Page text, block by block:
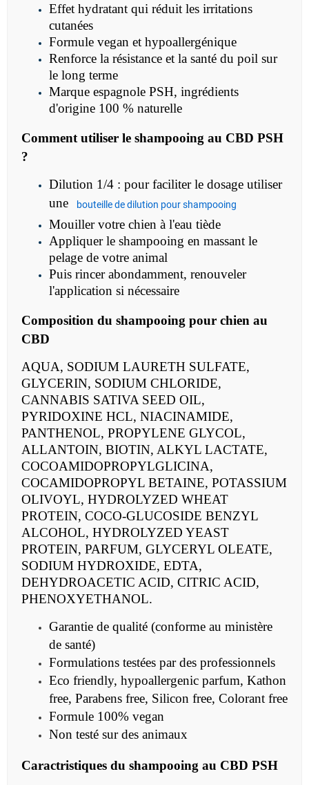
Effet hydratant qui réduit les irritations
cutanées
Formule vegan et hypoallergénique
Renforce la résistance et la santé du poil sur
le long terme
Marque espagnole PSH, ingrédients
d'origine 100 % naturelle
Comment utiliser le shampooing au CBD PSH
?
Dilution 1/4 : pour faciliter le dosage utiliser
une
bouteille de dilution pour shampooing
Mouiller votre chien à l'eau tiède
Appliquer le shampooing en massant le
pelage de votre animal
Puis rincer abondamment, renouveler
l'application si nécessaire
Composition du shampooing pour chien au
CBD
AQUA, SODIUM LAURETH SULFATE,
GLYCERIN, SODIUM CHLORIDE,
CANNABIS SATIVA SEED OIL,
PYRIDOXINE HCL, NIACINAMIDE,
PANTHENOL, PROPYLENE GLYCOL,
ALLANTOIN, BIOTIN, ALKYL LACTATE,
COCOAMIDOPROPYLGLICINA,
COCAMIDOPROPYL BETAINE, POTASSIUM
OLIVOYL, HYDROLYZED WHEAT
PROTEIN, COCO-GLUCOSIDE BENZYL
ALCOHOL, HYDROLYZED YEAST
PROTEIN, PARFUM, GLYCERYL OLEATE,
SODIUM HYDROXIDE, EDTA,
DEHYDROACETIC ACID, CITRIC ACID,
PHENOXYETHANOL.
Garantie de qualité (conforme au ministère
de santé)
Formulations testées par des professionnels
Eco friendly, hypoallergenic parfum, Kathon
free, Parabens free, Silicon free, Colorant free
Formule 100% vegan
Non testé sur des animaux
Caractristiques du shampooing au CBD PSH